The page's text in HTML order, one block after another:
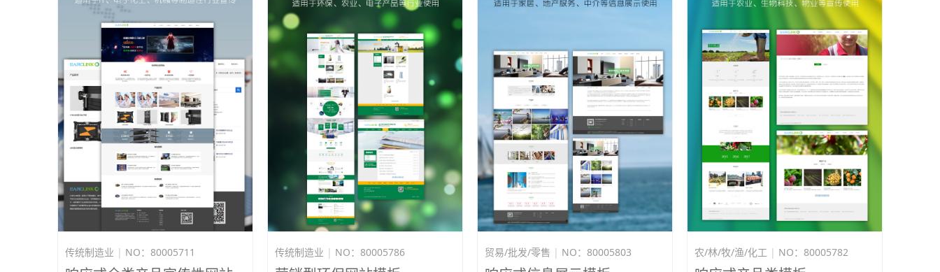
传统制造业 | NO：80005711 传统制造业 | NO：80005786 贸易/批发/零售 | NO：80005803 农/林/牧/渔/化工 | NO：80005782